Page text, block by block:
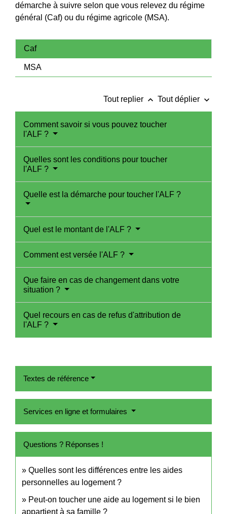
démarche à suivre selon que vous relevez du régime
général (Caf) ou du régime agricole (MSA).
Caf
MSA
Tout replier keyboard_arrow_up Tout déplier keyboard_arrow_down
Comment savoir si vous pouvez toucher
l'ALF ?
Quelles sont les conditions pour toucher
l'ALF ?
Quelle est la démarche pour toucher l'ALF ?
Quel est le montant de l'ALF ?
Comment est versée l'ALF ?
Que faire en cas de changement dans votre
situation ?
Quel recours en cas de refus d'attribution de
l'ALF ?
Textes de référence
Services en ligne et formulaires
Questions ? Réponses !
Quelles sont les différences entre les aides
personnelles au logement ?
Peut-on toucher une aide au logement si le bien
appartient à sa famille ?